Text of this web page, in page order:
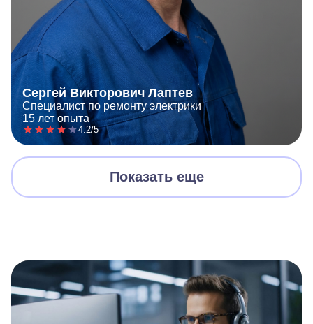
Сергей Викторович Лаптев
Специалист по ремонту электрики
15 лет опыта
4.2/5
Показать еще